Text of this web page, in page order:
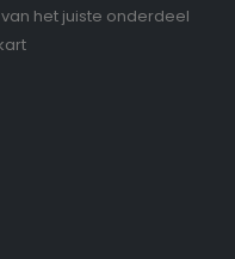
het juiste onderdeel